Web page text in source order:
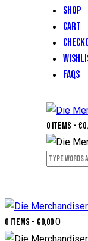
SHOP
CART
FAQS
0 items -
0 items - €0,000